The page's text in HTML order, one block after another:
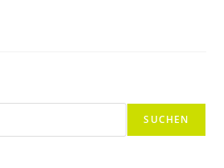
SUCHEN